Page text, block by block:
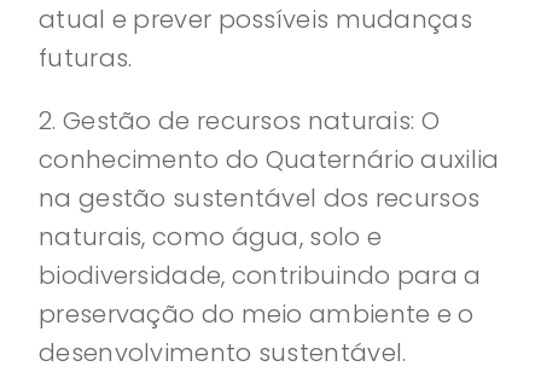
atual e prever possíveis mudanças
futuras.
2. Gestão de recursos naturais: O
conhecimento do Quaternário auxilia
na gestão sustentável dos recursos
naturais, como água, solo e
biodiversidade, contribuindo para a
preservação do meio ambiente e o
desenvolvimento sustentável.